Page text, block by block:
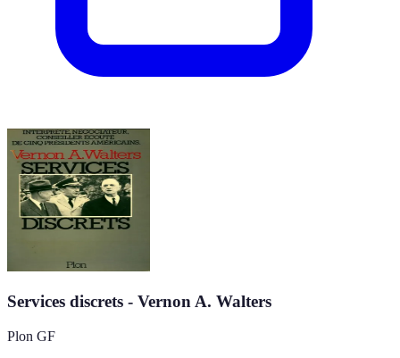
Services discrets - Vernon A. Walters
Plon GF